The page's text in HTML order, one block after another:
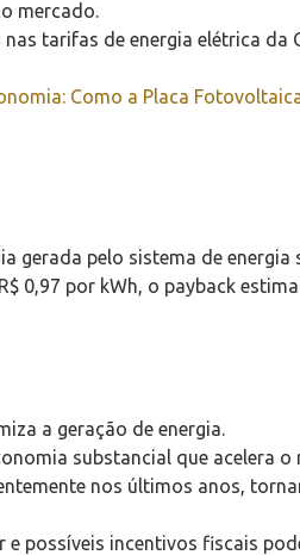
mercado.
tarifas de energia elétrica da
Como a Placa
gerada pelo sistema de
0,97 por kWh, o payback
a geração de energia.
substancial que acelera o
nos últimos anos,
possíveis incentivos fiscais